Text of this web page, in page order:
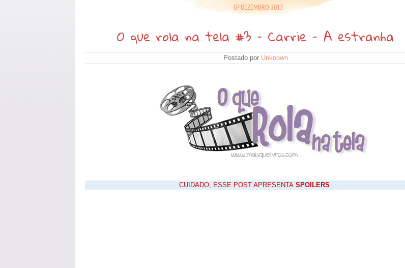
07 DEZEMBRO 2013
O que rola na tela #3 – Carrie - A estranha
Postado por Unknown
CUIDADO, ESSE POST APRESENTA SPOILERS